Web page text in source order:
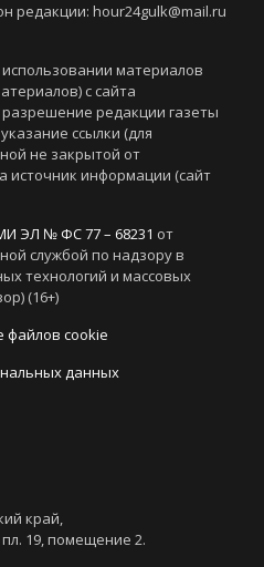
редакции: hour24gulk@mail.ru
материалов
с сайта
редакции газеты
ссылки (для
не закрытой от
источник информации (сайт
ЭЛ № ФС 77 – 68231 от
службой по надзору в
технологий и массовых
(16+)
файлов cookie
данных
край,
19, помещение 2.